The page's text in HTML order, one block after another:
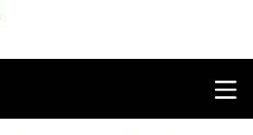
7 ferramentas essenciais para um